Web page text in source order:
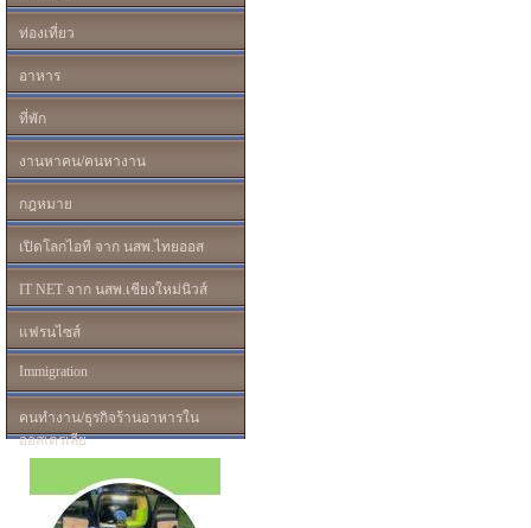
ท่องเที่ยว
อาหาร
ที่พัก
งานหาคน/คนหางาน
กฎหมาย
เปิดโลกไอที จาก นสพ.ไทยออส
IT NET จาก นสพ.เชียงใหม่นิวส์
แฟรนไซส์
Immigration
คนทำงาน/ธุรกิจร้านอาหารใน
ออสเตรเลีย